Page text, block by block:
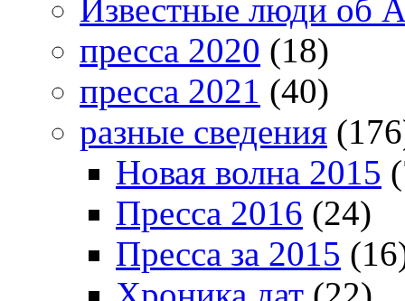
Известные люди об
пресса 2020 (18)
пресса 2021 (40)
разные сведения
Новая волна 2015
Пресса 2016 (24)
Пресса за 2015